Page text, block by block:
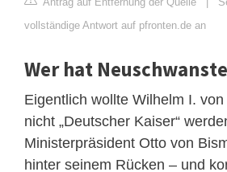
vollständige Antwort auf pfronten.de an
Wer hat
Eigentlich wollte Wilhelm I.
nicht „Deutscher Kaiser“
Ministerpräsident Otto von
hinter seinem Rücken – und